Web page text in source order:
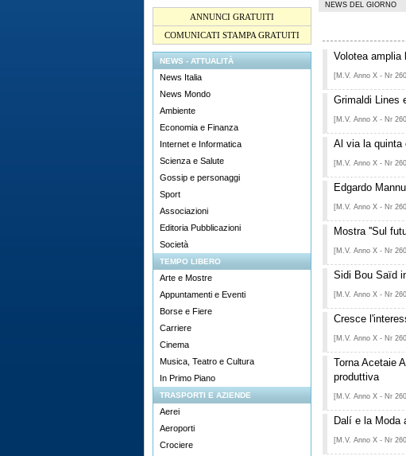
ANNUNCI GRATUITI
COMUNICATI STAMPA GRATUITI
NEWS - ATTUALITÀ
News Italia
News Mondo
Ambiente
Economia e Finanza
Internet e Informatica
Scienza e Salute
Gossip e personaggi
Sport
Associazioni
Editoria Pubblicazioni
Società
TEMPO LIBERO
Arte e Mostre
Appuntamenti e Eventi
Borse e Fiere
Carriere
Cinema
Musica, Teatro e Cultura
In Primo Piano
TRASPORTI E AZIENDE
Aerei
Aeroporti
Crociere
NEWS DEL GIORNO
Volotea amplia
[M.V. Anno X - Nr
Grimaldi Lines
[M.V. Anno X - Nr
Al via la quinta
[M.V. Anno X - Nr
Edgardo
[M.V. Anno X - Nr
Mostra ''Sul
[M.V. Anno X - Nr
Sidi Bou Saïd
[M.V. Anno X - Nr
Cresce
[M.V. Anno X - Nr
Torna Acetaie
produttiva
[M.V. Anno X - Nr
Dalí e la Moda
[M.V. Anno X - Nr